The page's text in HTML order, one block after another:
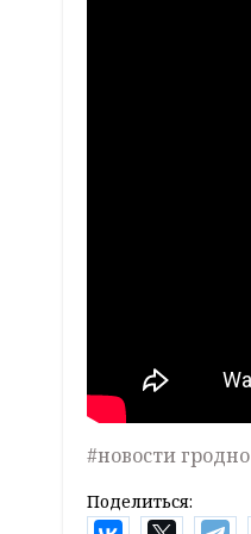
#новости гродно
Поделиться: